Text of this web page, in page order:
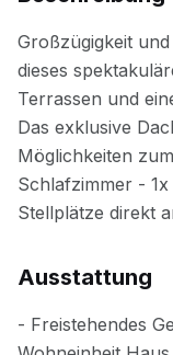
Ausstattung